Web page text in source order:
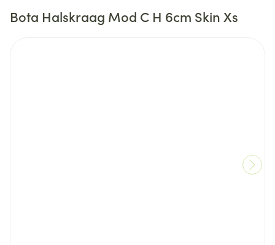
Bota Halskraag Mod C H 6cm Skin Xs